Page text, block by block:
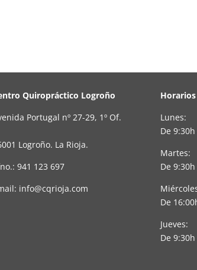
Quiropráctico Logroño
Portugal nº 27-29, 1º Of.
Logroño. La Rioja.
941 123 697
info@cqrioja.com
Horarios
Lunes:
De
Martes:
De
De
Jueves:
De